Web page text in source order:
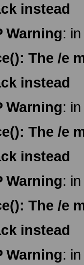
instead
Warning:
The /e
instead
Warning:
The /e
instead
Warning:
The /e
instead
Warning: